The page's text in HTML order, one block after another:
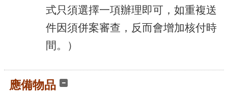
式只須選擇一項辦理即可，如重複送
件因須併案審查，反而會增加核付時
間。）
應備物品